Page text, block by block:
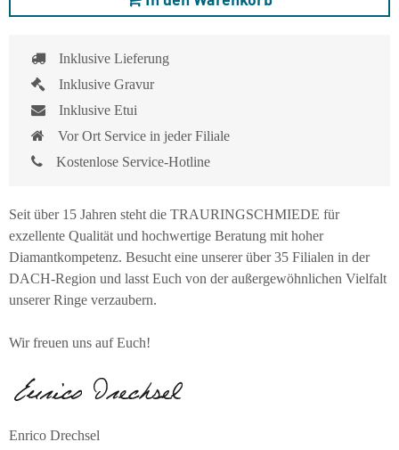
Inklusive Lieferung
Inklusive Gravur
Inklusive Etui
Vor Ort Service in jeder Filiale
Kostenlose Service-Hotline
Seit über 15 Jahren steht die TRAURINGSCHMIEDE für
exzellente Qualität und hochwertige Beratung mit hoher
Diamantkompetenz. Besucht eine unserer über 35 Filialen in der
DACH-Region und lasst Euch von der außergewöhnlichen Vielfalt
unserer Ringe verzaubern.
Wir freuen uns auf Euch!
Enrico Drechsel